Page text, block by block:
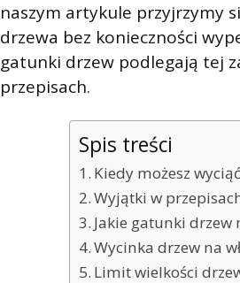
naszym artykule przyjrzymy
drzewa bez konieczności
gatunki drzew podlegają tej
przepisach.
Spis treści
Kiedy możesz
Wyjątki w
Jakie gatunki
Wycinka drzew na
Limit wielkości